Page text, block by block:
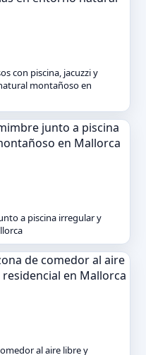
con piscina, jacuzzi y
montañoso en
a piscina irregular y
al aire libre y